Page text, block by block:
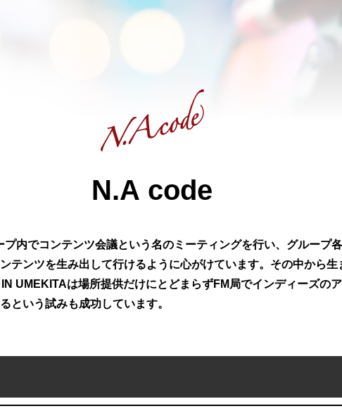
N.A code
プ内でコンテンツ会議という名のミーティングを行い、グループ
テンツを生み出して行けるように心がけています。その中から生
UMEKITAは場所提供だけにとどまらずFM局でインディーズの
という試みも成功しています。